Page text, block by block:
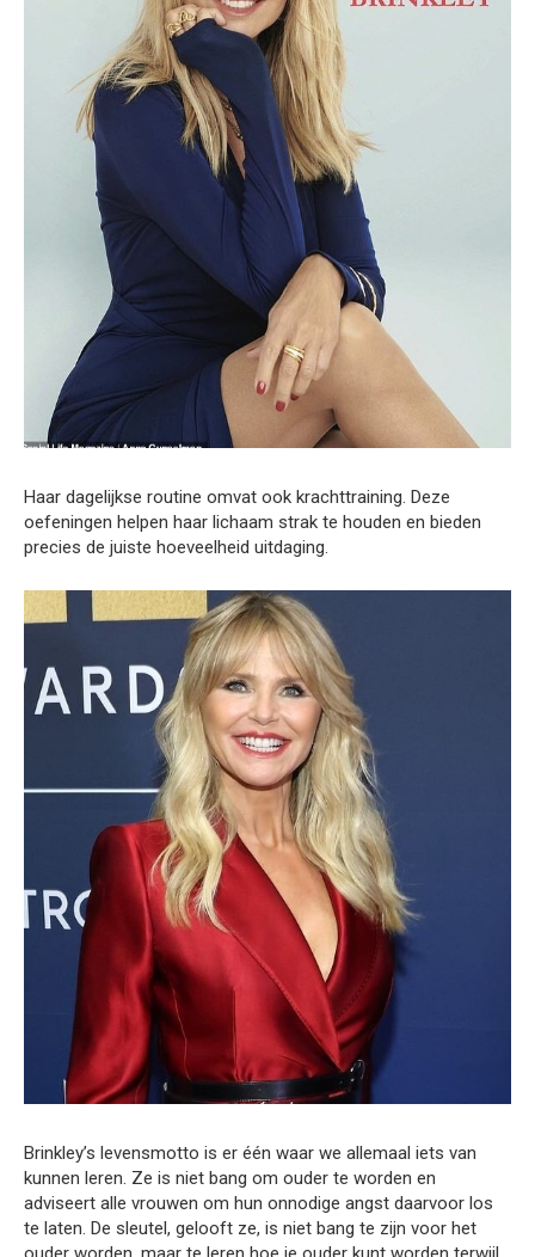
Haar dagelijkse routine omvat ook krachttraining. Deze
oefeningen helpen haar lichaam strak te houden en bieden
precies de juiste hoeveelheid uitdaging.
Brinkley’s levensmotto is er één waar we allemaal iets van
kunnen leren. Ze is niet bang om ouder te worden en
adviseert alle vrouwen om hun onnodige angst daarvoor los
te laten. De sleutel, gelooft ze, is niet bang te zijn voor het